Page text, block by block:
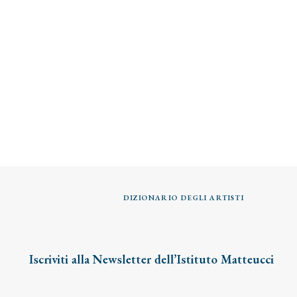
DIZIONARIO DEGLI ARTISTI
Iscriviti alla Newsletter dell’Istituto Matteucci